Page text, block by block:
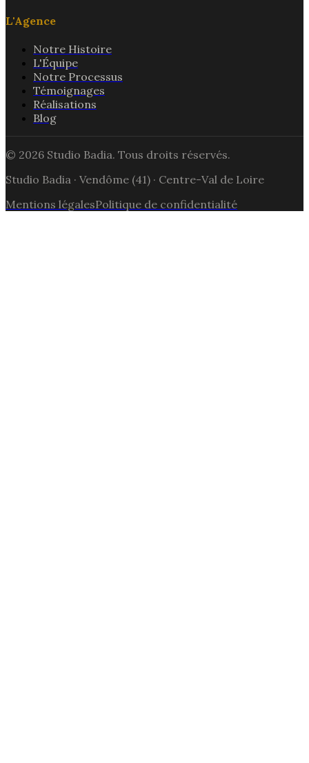
L'Agence
Notre Histoire
L'Équipe
Notre Processus
Témoignages
Réalisations
Blog
© 2026 Studio Badia. Tous droits réservés.
Studio Badia · Vendôme (41) · Centre-Val de Loire
Mentions légalesPolitique de confidentialité